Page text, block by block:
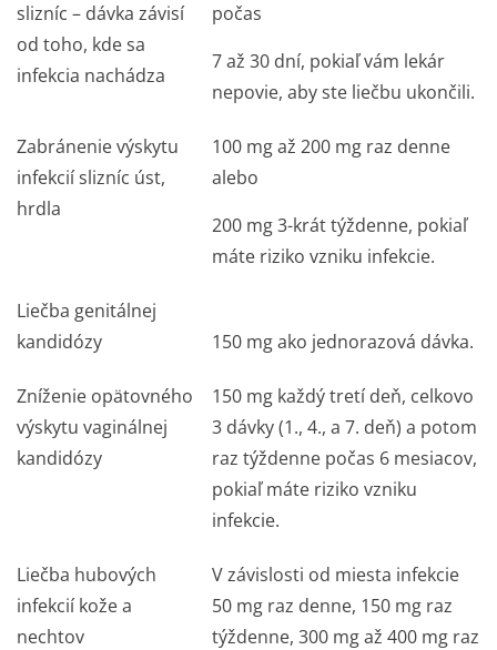
slizníc – dávka závisí
od toho, kde sa
infekcia nachádza
počas
7 až 30 dní, pokiaľ vám lekár
nepovie, aby ste liečbu ukončili.
Zabránenie výskytu
infekcií slizníc úst,
hrdla
100 mg až 200 mg raz denne
alebo
200 mg 3-krát týždenne, pokiaľ
máte riziko vzniku infekcie.
Liečba genitálnej
kandidózy
150 mg ako jednorazová dávka.
Zníženie opätovného
výskytu vaginálnej
kandidózy
150 mg každý tretí deň, celkovo
3 dávky (1., 4., a 7. deň) a potom
raz týždenne počas 6 mesiacov,
pokiaľ máte riziko vzniku
infekcie.
Liečba hubových
infekcií kože a
nechtov
V závislosti od miesta infekcie
50 mg raz denne, 150 mg raz
týždenne, 300 mg až 400 mg raz